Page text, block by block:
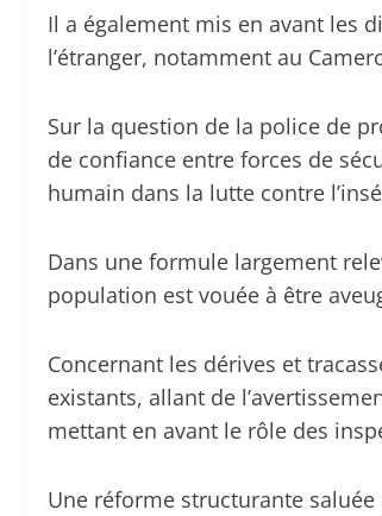
Il a également mis en avant les
l’étranger, notamment au
Sur la question de la police de
de confiance entre forces de
humain dans la lutte contre
Dans une formule largement
population est vouée à être
Concernant les dérives et
existants, allant de
mettant en avant le rôle des
Une réforme structurante